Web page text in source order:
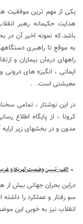
یکی از مهم ترین موفقیت
هدایت حکیمانه رهبر
باشد.که نمونه اخیر آن در
به موقع تا راهبری
راههای درمان بیماران و
ایمانی ، انگیزه های
معیشتی است. .
در این نوشتار ، تمامی
کرونا ، از پایگاه اطلاع
مدون و در بخشهای زیر
الف- تبیین وضعیت آمریکا و
دراین بحران جهانی بیش از
سو رفتار و عملکرد را
انقلاب نیز به خوبی این